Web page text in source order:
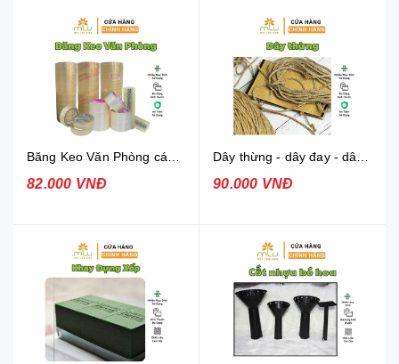
82.000 VNĐ 90.000 VNĐ